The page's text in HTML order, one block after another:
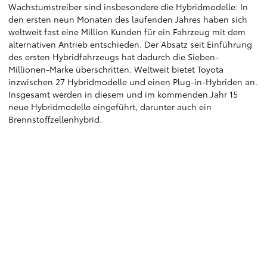
Wachstumstreiber sind insbesondere die Hybridmodelle: In
den ersten neun Monaten des laufenden Jahres haben sich
weltweit fast eine Million Kunden für ein Fahrzeug mit dem
alternativen Antrieb entschieden. Der Absatz seit Einführung
des ersten Hybridfahrzeugs hat dadurch die Sieben-
Millionen-Marke überschritten. Weltweit bietet Toyota
inzwischen 27 Hybridmodelle und einen Plug-in-Hybriden an.
Insgesamt werden in diesem und im kommenden Jahr 15
neue Hybridmodelle eingeführt, darunter auch ein
Brennstoffzellenhybrid.